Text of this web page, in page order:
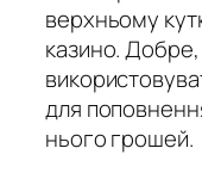
верхньому
казино.
для
нього грошей.